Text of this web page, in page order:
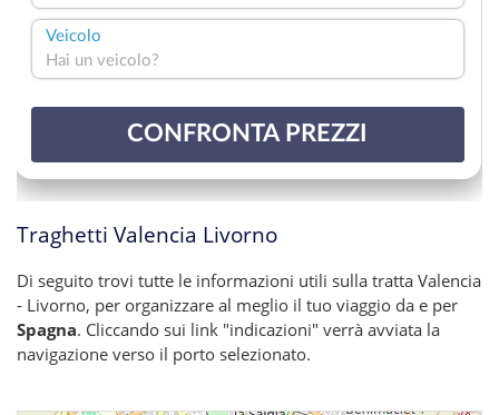
Traghetti Valencia Livorno
Di seguito trovi tutte le informazioni utili sulla tratta Valencia
- Livorno, per organizzare al meglio il tuo viaggio da e per
Spagna. Cliccando sui link "indicazioni" verrà avviata la
navigazione verso il porto selezionato.